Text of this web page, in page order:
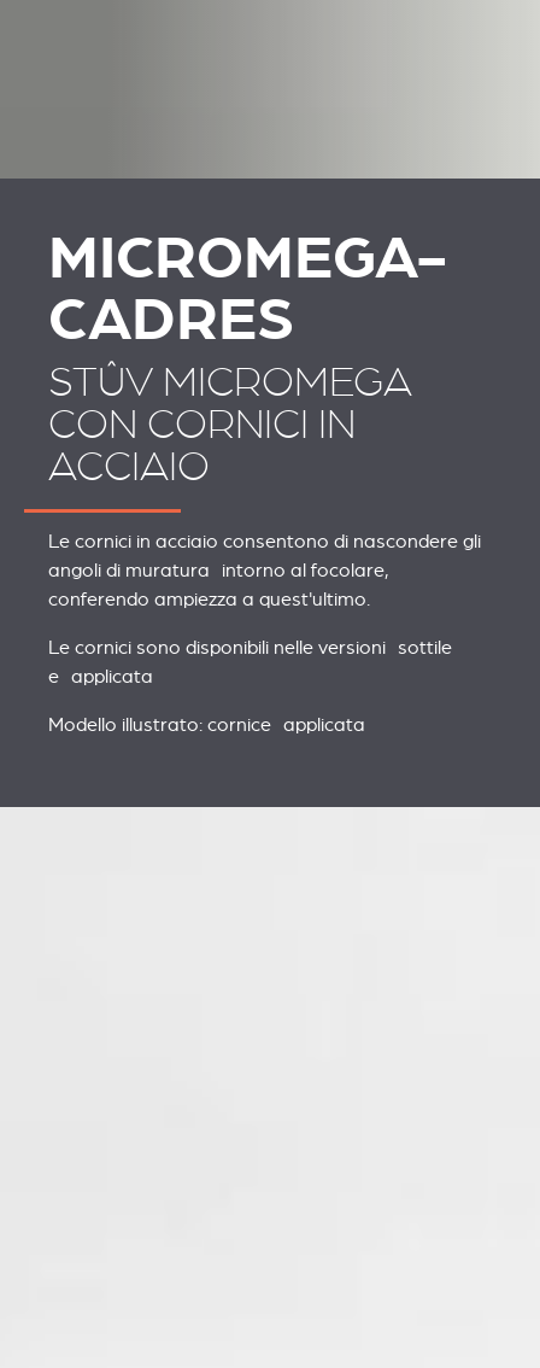
MICROMEGA-
CADRES
STÛV MICROMEGA
CON CORNICI IN
ACCIAIO
Le cornici in acciaio consentono di nascondere gli
angoli di muratura intorno al focolare,
conferendo ampiezza a quest'ultimo.
Le cornici sono disponibili nelle versioni sottile
e applicata
Modello illustrato: cornice applicata